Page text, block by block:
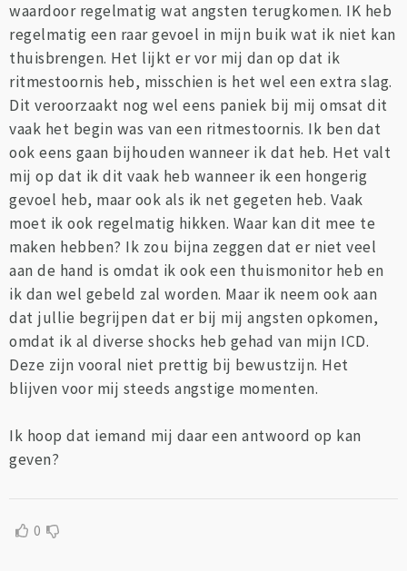
waardoor regelmatig wat angsten terugkomen. IK heb
regelmatig een raar gevoel in mijn buik wat ik niet kan
thuisbrengen. Het lijkt er vor mij dan op dat ik
ritmestoornis heb, misschien is het wel een extra slag.
Dit veroorzaakt nog wel eens paniek bij mij omsat dit
vaak het begin was van een ritmestoornis. Ik ben dat
ook eens gaan bijhouden wanneer ik dat heb. Het valt
mij op dat ik dit vaak heb wanneer ik een hongerig
gevoel heb, maar ook als ik net gegeten heb. Vaak
moet ik ook regelmatig hikken. Waar kan dit mee te
maken hebben? Ik zou bijna zeggen dat er niet veel
aan de hand is omdat ik ook een thuismonitor heb en
ik dan wel gebeld zal worden. Maar ik neem ook aan
dat jullie begrijpen dat er bij mij angsten opkomen,
omdat ik al diverse shocks heb gehad van mijn ICD.
Deze zijn vooral niet prettig bij bewustzijn. Het
blijven voor mij steeds angstige momenten.
Ik hoop dat iemand mij daar een antwoord op kan
geven?
0